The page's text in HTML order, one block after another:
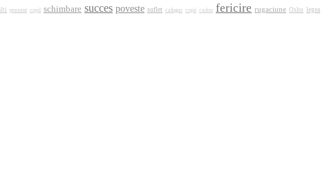
prezent copil schimbare succes poveste suflet calugar copii cadou fericire rugaciune Osho
legea